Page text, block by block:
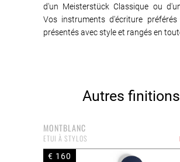
d'un Meisterstück Classique ou
Vos instruments d'écriture
présentés avec style et rangés en
Autres finitions
MONTBLANC
ETUI À STYLOS
€ 160